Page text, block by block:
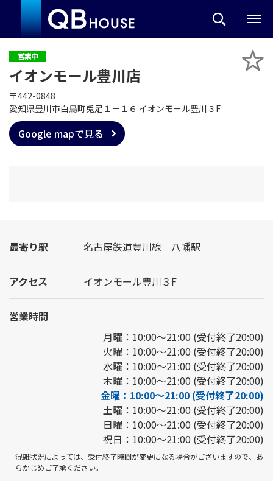
営業中
イオンモール豊川店
〒442-0848
愛知県豊川市白鳥町兎足１－１６ イオンモール豊川３F
Google mapで見る
最寄り駅 名古屋鉄道豊川線 八幡駅
アクセス イオンモール豊川３F
営業時間
月曜：10:00～21:00 (受付終了20:00)
火曜：10:00～21:00 (受付終了20:00)
水曜：10:00～21:00 (受付終了20:00)
木曜：10:00～21:00 (受付終了20:00)
金曜：10:00～21:00 (受付終了20:00)
土曜：10:00～21:00 (受付終了20:00)
日曜：10:00～21:00 (受付終了20:00)
祝日：10:00～21:00 (受付終了20:00)
混雑状況によっては、受付終了時間が変更になる場合がございますので、あ
らかじめご了承ください。